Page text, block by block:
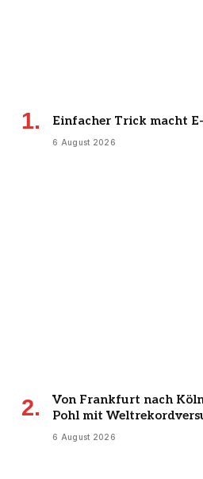
Einfacher Trick macht
6 August 2026
Von Frankfurt nach
Pohl mit
6 August 2026